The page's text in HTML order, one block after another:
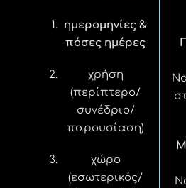
ημερομηνίες &
πόσες ημέρες
χρήση
(περίπτερο/
συνέδριο/
παρουσίαση)
χώρο
(εσωτερικός/